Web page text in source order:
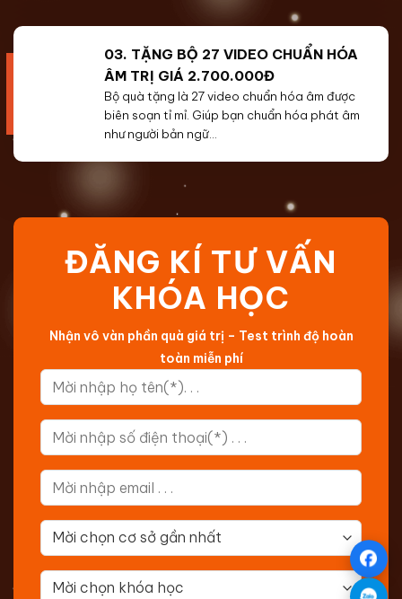
03. TẶNG BỘ 27 VIDEO CHUẨN HÓA
ÂM TRỊ GIÁ 2.700.000Đ
Bộ quà tặng là 27 video chuẩn hóa âm được
biên soạn tỉ mỉ. Giúp bạn chuẩn hóa phát âm
như người bản ngữ…
ĐĂNG KÍ TƯ VẤN
KHÓA HỌC
Nhận vô vàn phần quà giá trị – Test trình độ hoàn
toàn miễn phí